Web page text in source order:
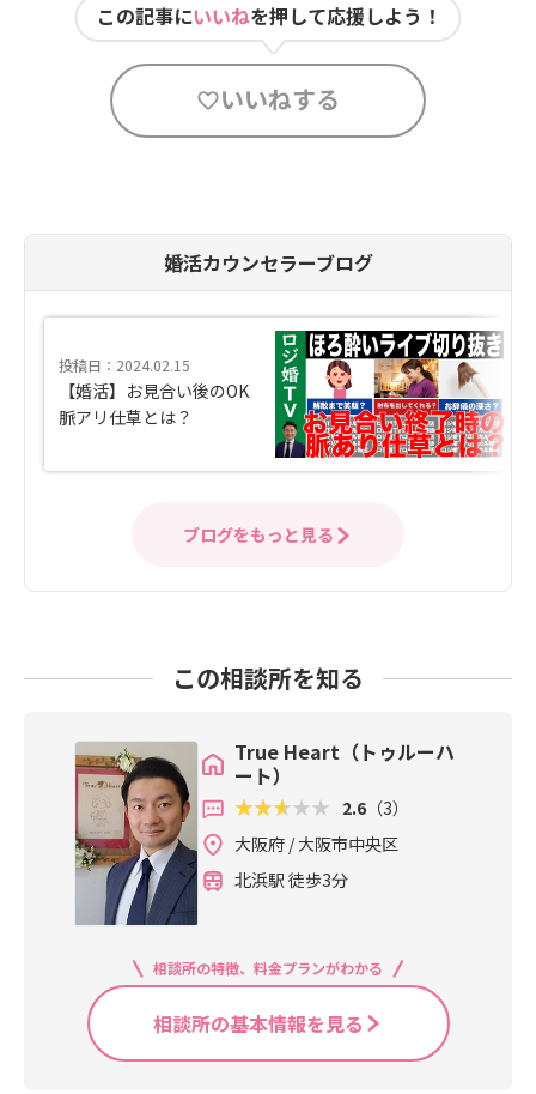
この記事にいいねを押して応援しよう！
いいねする
婚活カウンセラーブログ
投稿日：2024.02.15
【婚活】お見合い後のOK
脈アリ仕草とは？
ブログをもっと見る
この相談所を知る
True Heart（トゥルーハ
ート）
2.6 （3）
大阪府 / 大阪市中央区
北浜駅 徒歩3分
相談所の特徴、料金プランがわかる
相談所の基本情報を見る